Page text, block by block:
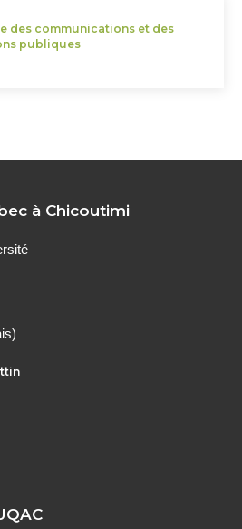
des communications et des
publiques
à Chicoutimi